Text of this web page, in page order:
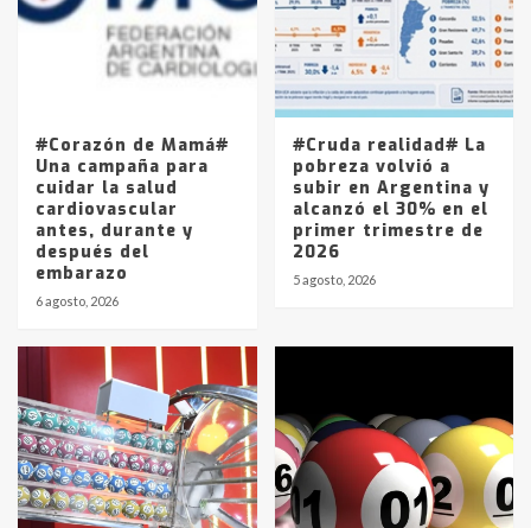
Los precios de los combustibles en
La Pampa, desde YPF hasta Axion
entre 857 a 1338 pesos
#Corazón de Mamá#
Una campaña para
cuidar la salud
cardiovascular
antes, durante y
después del
embarazo
6 agosto, 2026
#Cruda realidad# La
pobreza volvió a
subir en Argentina y
alcanzó el 30% en el
primer trimestre de
2026
5 agosto, 2026